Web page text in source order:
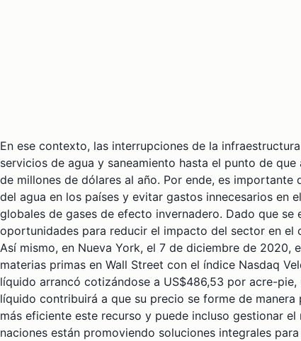
En ese contexto, las interrupciones de la
servicios de agua y saneamiento hasta el punto de
de millones de dólares al año. Por ende, es
del agua en los países y evitar gastos innecesarios en
globales de gases de efecto invernadero. Dado que
oportunidades para reducir el impacto del sector en el
Así mismo, en Nueva York, el 7 de diciembre de
materias primas en Wall Street con el índice Nasdaq
líquido arrancó cotizándose a US$486,53 por acre-
líquido contribuirá a que su precio se forme de
más eficiente este recurso y puede incluso gestionar
naciones están promoviendo soluciones integrales